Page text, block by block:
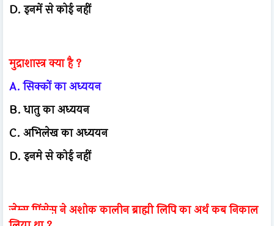
D. इनमें से कोई नहीं
मुद्राशास्त्र क्या है ?
A. सिक्कों का अध्ययन
B. धातु का अध्ययन
C. अभिलेख का अध्ययन
D. इनमे से कोई नहीं
जेम्स प्रिंसेस ने अशोक कालीन ब्राह्मी लिपि का अर्थ कब निकाल